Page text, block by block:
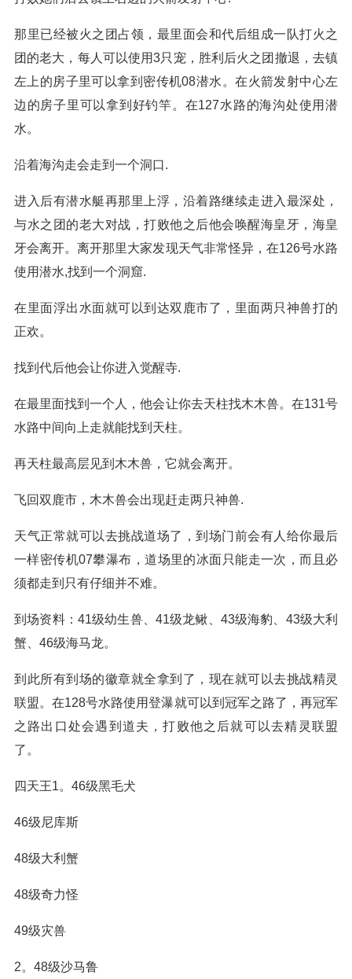
那里已经被火之团占领，最里面会和代后组成一队打火之
团的老大，每人可以使用3只宠，胜利后火之团撤退，去镇
左上的房子里可以拿到密传机08潜水。在火箭发射中心左
边的房子里可以拿到好钓竿。在127水路的海沟处使用潜
水。
沿着海沟走会走到一个洞口.
进入后有潜水艇再那里上浮，沿着路继续走进入最深处，
与水之团的老大对战，打败他之后他会唤醒海皇牙，海皇
牙会离开。离开那里大家发现天气非常怪异，在126号水路
使用潜水,找到一个洞窟.
在里面浮出水面就可以到达双鹿市了，里面两只神兽打的
正欢。
找到代后他会让你进入觉醒寺.
在最里面找到一个人，他会让你去天柱找木木兽。在131号
水路中间向上走就能找到天柱。
再天柱最高层见到木木兽，它就会离开。
飞回双鹿市，木木兽会出现赶走两只神兽.
天气正常就可以去挑战道场了，到场门前会有人给你最后
一样密传机07攀瀑布，道场里的冰面只能走一次，而且必
须都走到只有仔细并不难。
到场资料：41级幼生兽、41级龙鳅、43级海豹、43级大利
蟹、46级海马龙。
到此所有到场的徽章就全拿到了，现在就可以去挑战精灵
联盟。在128号水路使用登瀑就可以到冠军之路了，再冠军
之路出口处会遇到道夫，打败他之后就可以去精灵联盟
了。
四天王1。46级黑毛犬
46级尼库斯
48级大利蟹
48级奇力怪
49级灾兽
2。48级沙马鲁